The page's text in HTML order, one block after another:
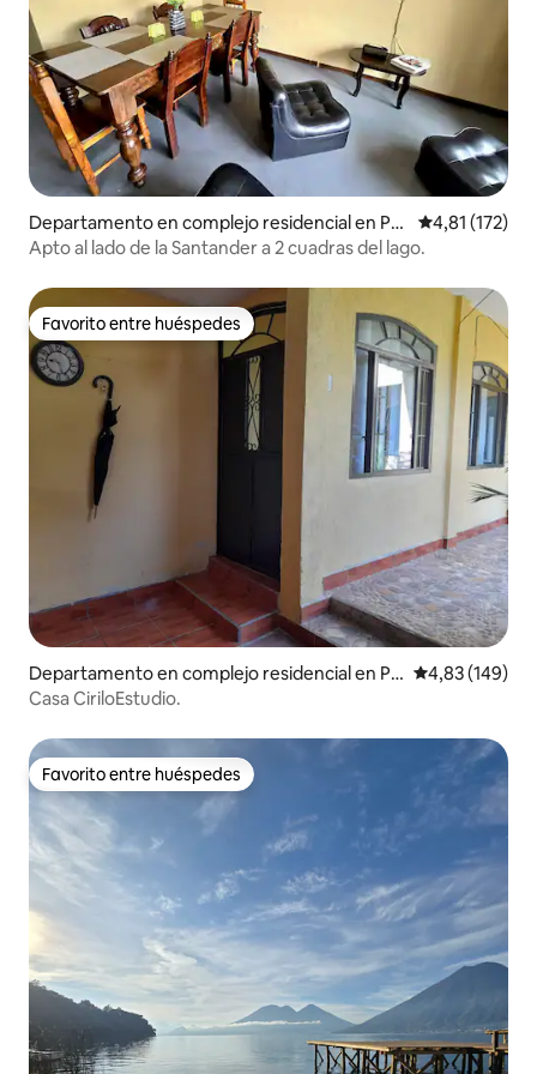
Departamento en complejo residencial en Pa
najachel
Calificación
4,81 (172)
Apto al lado de la Santander a 2 cuadras del lago.
Favorito entre huéspedes
Favorito entre huéspedes
Departamento en complejo residencial en Pa
najachel
Calificación
4,83 (149)
Casa CiriloEstudio.
Favorito entre huéspedes
Favorito entre huéspedes